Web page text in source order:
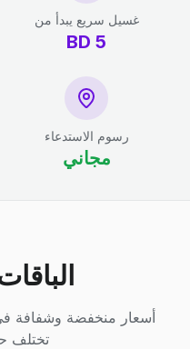
غسيل سريع يبدأ من
5
BD
رسوم الاستدعاء
مجاني
أسعار منخفضة وشفافة في
تختلف